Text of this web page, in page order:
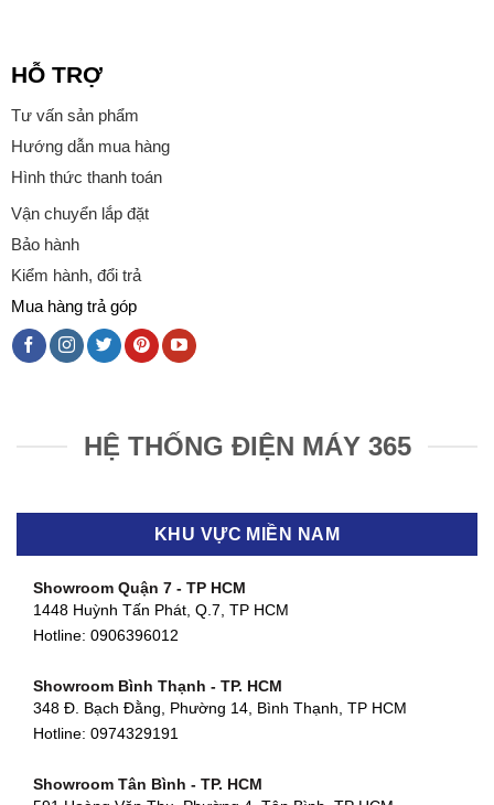
HỖ TRỢ
Tư vấn sản phẩm
Hướng dẫn mua hàng
Hình thức thanh toán
Vận chuyển lắp đặt
Bảo hành
Kiểm hành, đổi trả
Mua hàng trả góp
HỆ THỐNG ĐIỆN MÁY 365
KHU VỰC MIỀN NAM
Showroom Quận 7 - TP HCM
1448 Huỳnh Tấn Phát, Q.7, TP HCM
Hotline: 0906396012
Showroom Bình Thạnh - TP. HCM
348 Đ. Bạch Đằng, Phường 14, Bình Thạnh, TP HCM
Hotline: 0974329191
Showroom Tân Bình - TP. HCM